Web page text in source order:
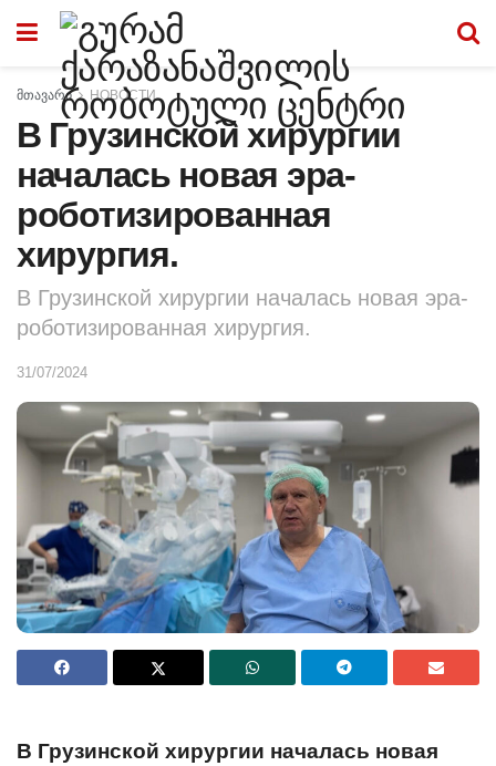
მთავარი НОВОСТИ
В Грузинской хирургии
началась новая эра-
роботизированная
хирургия.
В Грузинской хирургии началась новая эра-
роботизированная хирургия.
31/07/2024
В Грузинской хирургии началась новая